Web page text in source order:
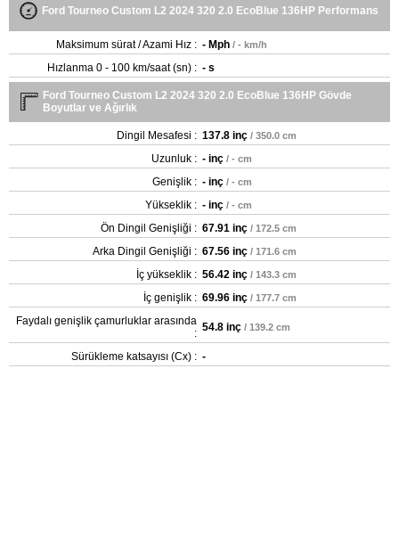
Ford Tourneo Custom L2 2024 320 2.0 EcoBlue 136HP Performans
Maksimum sürat / Azami Hız : - Mph / - km/h
Hızlanma 0 - 100 km/saat (sn) : - s
Ford Tourneo Custom L2 2024 320 2.0 EcoBlue 136HP Gövde
Boyutlar ve Ağırlık
Dingil Mesafesi : 137.8 inç / 350.0 cm
Uzunluk : - inç / - cm
Genişlik : - inç / - cm
Yükseklik : - inç / - cm
Ön Dingil Genişliği : 67.91 inç / 172.5 cm
Arka Dingil Genişliği : 67.56 inç / 171.6 cm
İç yükseklik : 56.42 inç / 143.3 cm
İç genişlik : 69.96 inç / 177.7 cm
Faydalı genişlik çamurluklar arasında
: 54.8 inç / 139.2 cm
Sürükleme katsayısı (Cx) : -